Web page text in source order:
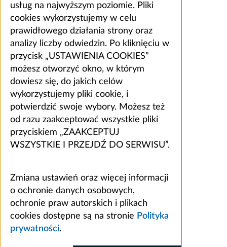
usług na najwyższym poziomie. Pliki
cookies wykorzystujemy w celu
prawidłowego działania strony oraz
analizy liczby odwiedzin. Po kliknięciu w
przycisk „USTAWIENIA COOKIES”
możesz otworzyć okno, w którym
dowiesz się, do jakich celów
wykorzystujemy pliki cookie, i
potwierdzić swoje wybory. Możesz też
od razu zaakceptować wszystkie pliki
przyciskiem „ZAAKCEPTUJ
WSZYSTKIE I PRZEJDŹ DO SERWISU”.
Zmiana ustawień oraz więcej informacji
o ochronie danych osobowych,
ochronie praw autorskich i plikach
cookies dostępne są na stronie Polityka
prywatności.